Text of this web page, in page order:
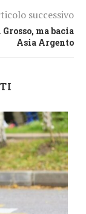
successivo
ma bacia
Asia Argento